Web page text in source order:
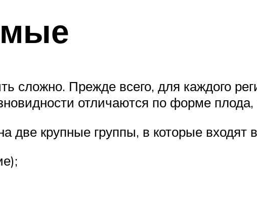
сложно. Прежде всего, для каждого
отличаются по форме
две крупные группы, в которые